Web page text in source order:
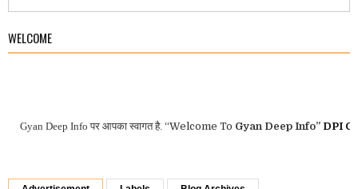
WELCOME
Deep Infoपर आपका स्वागत है. “Welcome ToGyan Deep Info”DPI Orders